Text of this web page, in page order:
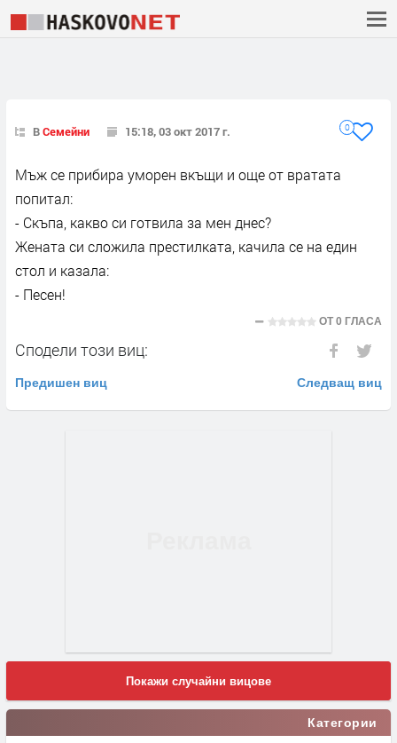
ВСемейни 15:18, 03 окт 2017 г. 0
Мъж се прибира уморен вкъщи и още от вратата
попитал:
- Скъпа, какво си готвила за мен днес?
Жената си сложила престилката, качила се на един
стол и казала:
- Песен!
ОТ0 ГЛАСА
Сподели този виц:
Предишен виц Следващ виц
Покажи случайни вицове
Категории